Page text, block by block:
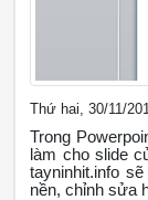
Thứ hai, 30/11/
Trong
làm cho slide
tayninhit.info
nền, chỉnh sửa